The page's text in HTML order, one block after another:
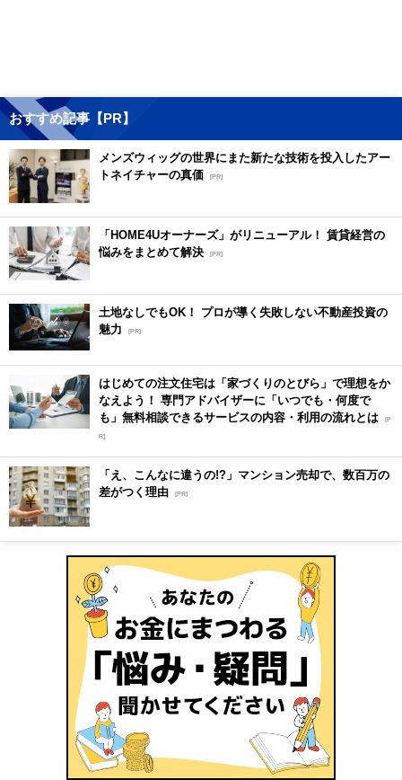
おすすめ記事【PR】
メンズウィッグの世界にまた新たな技術を投入したアー
トネイチャーの真価 [PR]
「HOME4Uオーナーズ」がリニューアル！ 賃貸経営の
悩みをまとめて解決 [PR]
土地なしでもOK！ プロが導く失敗しない不動産投資の
魅力
[PR]
はじめての注文住宅は「家づくりのとびら」で理想をか
なえよう！ 専門アドバイザーに「いつでも・何度で
も」無料相談できるサービスの内容・利用の流れとは [P
R]
「え、こんなに違うの!?」マンション売却で、数百万の
差がつく理由 [PR]